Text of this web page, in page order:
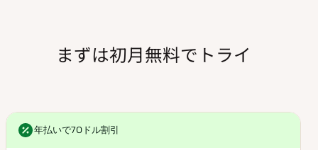
まずは初月無料でトライ
年払いで70ドル割引
年払いで70ドル割引